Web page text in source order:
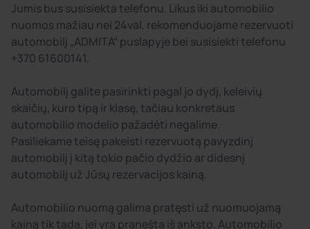
Jumis bus susisiekta telefonu. Likus iki automobilio
nuomos mažiau nei 24val. rekomenduojame rezervuoti
automobilį „ADMITA“ puslapyje bei susisiekti telefonu
+370 61600141.
Automobilį galite pasirinkti pagal jo dydį, keleivių
skaičių, kuro tipą ir klasę, tačiau konkretaus
automobilio modelio pažadėti negalime.
Pasiliekame teisę pakeisti rezervuotą pavyzdinį
automobilį į kitą tokio pačio dydžio ar didesnį
automobilį už Jūsų rezervacijos kainą.
Automobilio nuomą galima pratęsti už nuomuojamą
kainą tik tada, jei yra pranešta iš anksto. Automobilio